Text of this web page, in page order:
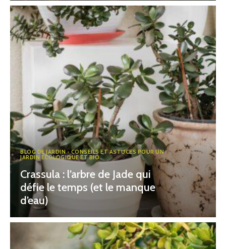
BLOG DE JARDIN - CONSEILS ET ASTUCES POUR UN
JARDIN ÉCOLOGIQUE ET BIO
Crassula : l’arbre de Jade qui
défie le temps (et le manque
d’eau)